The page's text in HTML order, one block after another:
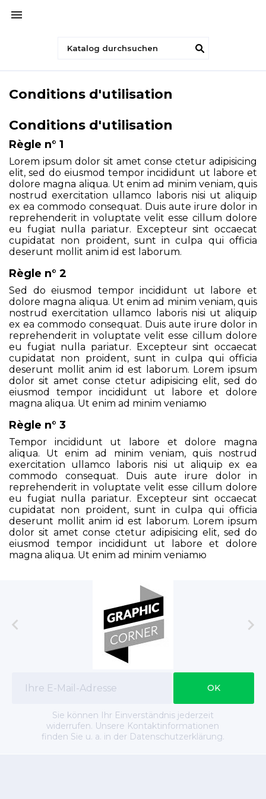

Conditions d'utilisation
Conditions d'utilisation
Règle n° 1
Lorem ipsum dolor sit amet conse ctetur adipisicing
elit, sed do eiusmod tempor incididunt ut labore et
dolore magna aliqua. Ut enim ad minim veniam, quis
nostrud exercitation ullamco laboris nisi ut aliquip
ex ea commodo consequat. Duis aute irure dolor in
reprehenderit in voluptate velit esse cillum dolore
eu fugiat nulla pariatur. Excepteur sint occaecat
cupidatat non proident, sunt in culpa qui officia
deserunt mollit anim id est laborum.
Règle n° 2
Sed do eiusmod tempor incididunt ut labore et
dolore magna aliqua. Ut enim ad minim veniam, quis
nostrud exercitation ullamco laboris nisi ut aliquip
ex ea commodo consequat. Duis aute irure dolor in
reprehenderit in voluptate velit esse cillum dolore
eu fugiat nulla pariatur. Excepteur sint occaecat
cupidatat non proident, sunt in culpa qui officia
deserunt mollit anim id est laborum. Lorem ipsum
dolor sit amet conse ctetur adipisicing elit, sed do
eiusmod tempor incididunt ut labore et dolore
magna aliqua. Ut enim ad minim veniamю
Règle n° 3
Tempor incididunt ut labore et dolore magna
aliqua. Ut enim ad minim veniam, quis nostrud
exercitation ullamco laboris nisi ut aliquip ex ea
commodo consequat. Duis aute irure dolor in
reprehenderit in voluptate velit esse cillum dolore
eu fugiat nulla pariatur. Excepteur sint occaecat
cupidatat non proident, sunt in culpa qui officia
deserunt mollit anim id est laborum. Lorem ipsum
dolor sit amet conse ctetur adipisicing elit, sed do
eiusmod tempor incididunt ut labore et dolore
magna aliqua. Ut enim ad minim veniamю
 
Sie können Ihr Einverständnis jederzeit
widerrufen. Unsere Kontaktinformationen
finden Sie u. a. in der Datenschutzerklärung.